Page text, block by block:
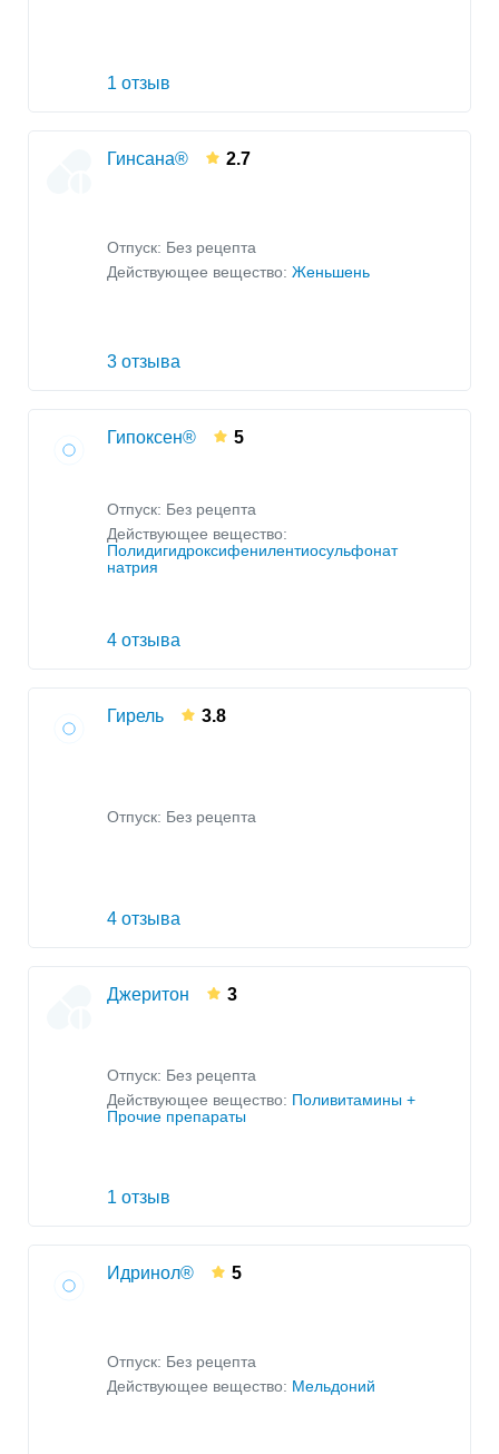
1 отзыв
Гинсана® 2.7
Отпуск: Без рецепта
Действующее вещество: Женьшень
3 отзыва
Гипоксен® 5
Отпуск: Без рецепта
Действующее вещество:
Полидигидроксифенилентиосульфонат
натрия
4 отзыва
Гирель 3.8
Отпуск: Без рецепта
4 отзыва
Джеритон 3
Отпуск: Без рецепта
Действующее вещество: Поливитамины +
Прочие препараты
1 отзыв
Идринол® 5
Отпуск: Без рецепта
Действующее вещество: Мельдоний